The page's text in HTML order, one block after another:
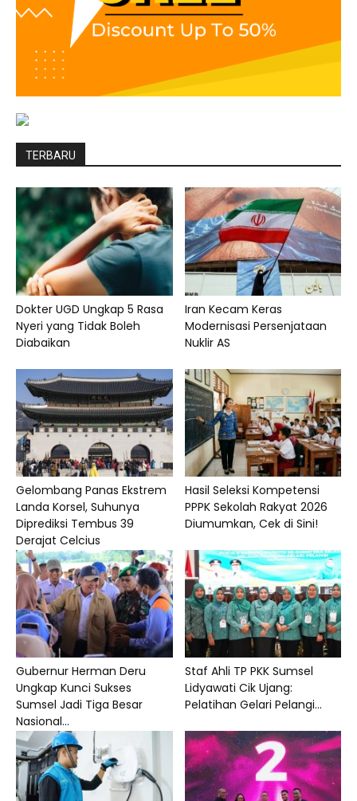
TERBARU
Dokter UGD Ungkap 5 Rasa
Nyeri yang Tidak Boleh
Diabaikan
Iran Kecam Keras
Modernisasi Persenjataan
Nuklir AS
Gelombang Panas Ekstrem
Landa Korsel, Suhunya
Diprediksi Tembus 39
Derajat Celcius
Hasil Seleksi Kompetensi
PPPK Sekolah Rakyat 2026
Diumumkan, Cek di Sini!
Gubernur Herman Deru
Ungkap Kunci Sukses
Sumsel Jadi Tiga Besar
Nasional...
Staf Ahli TP PKK Sumsel
Lidyawati Cik Ujang:
Pelatihan Gelari Pelangi...